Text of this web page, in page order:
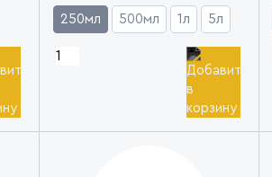
250мл 500мл 1л 5л